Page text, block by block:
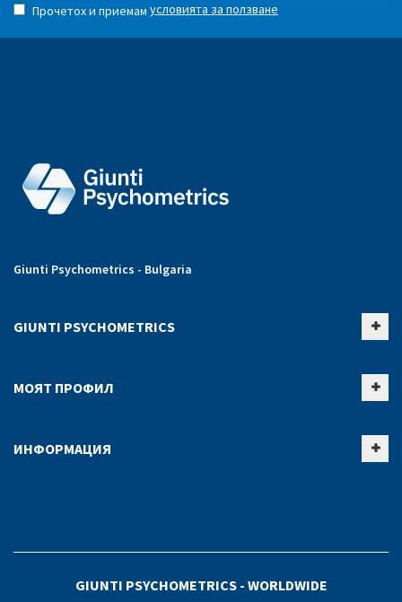
Прочетох и приемам условията за ползване
Giunti Psychometrics - Bulgaria
GIUNTI PSYCHOMETRICS
МОЯТ ПРОФИЛ
ИНФОРМАЦИЯ
GIUNTI PSYCHOMETRICS - WORLDWIDE